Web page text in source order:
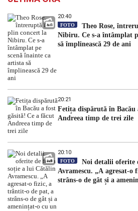
20:40
FOTO
Theo Rose,
Nibiru. Ce s-a întâmplat
să împlinească 29 de ani
20:21
Fetița dispărută în Bacău
Andreea timp de trei zile
20:10
FOTO
Noi detalii oferite
Avramescu. „A agresat-
strâns-o de gât și a